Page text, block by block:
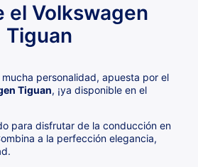
el Volkswagen
Tiguan
mucha personalidad, apuesta por el
Tiguan, ¡ya disponible en el
para disfrutar de la conducción en
a la perfección elegancia,